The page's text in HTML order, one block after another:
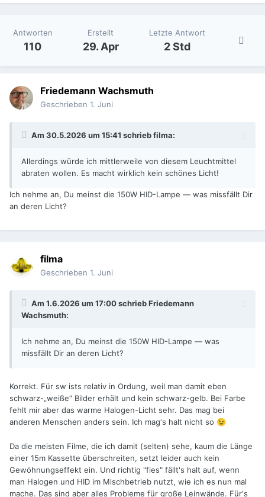
Antworten
110
Erstellt
29. Apr
Letzte Antwort
2 Std
Friedemann Wachsmuth
Geschrieben 1. Juni
Am 30.5.2026 um 15:41 schriebfilma:
Allerdings würde ich mittlerweile von diesem Leuchtmittel
abraten wollen. Es macht wirklich kein schönes Licht!
Ich nehme an, Du meinst die 150W HID-Lampe — was missfällt Dir
an deren Licht?
filma
Geschrieben 1. Juni
Am 1.6.2026 um 17:00 schriebFriedemann
Wachsmuth:
Ich nehme an, Du meinst die 150W HID-Lampe — was
missfällt Dir an deren Licht?
Korrekt. Für sw ists relativ in Ordung, weil man damit eben
schwarz-„weiße“ Bilder erhält und kein schwarz-gelb. Bei Farbe
fehlt mir aber das warme Halogen-Licht sehr. Das mag bei
anderen Menschen anders sein. Ich mag‘s halt nicht so 😉
Da die meisten Filme, die ich damit (selten) sehe, kaum die Länge
einer 15m Kassette überschreiten, setzt leider auch kein
Gewöhnungseffekt ein. Und richtig "fies" fällt's halt auf, wenn
man Halogen und HID im Mischbetrieb nutzt, wie ich es nun mal
mache. Das sind aber alles Probleme für große Leinwände. Für‘s